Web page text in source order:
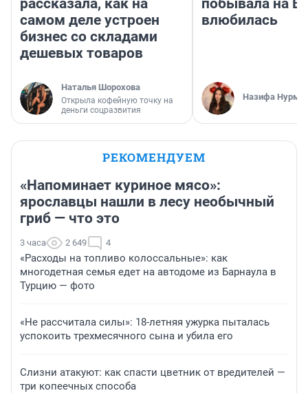
самом деле устроен
бизнес со складами
дешевых товаров
Наталья Шорохова
Открыла кофейную точку на
деньги соцразвития
влюбилась
Назифа
РЕКОМЕНДУЕМ
«Напоминает куриное мясо»:
ярославцы нашли в лесу необычный
гриб — что это
3 часа 2 649 4
«Расходы на топливо колоссальные»: как
многодетная семья едет на автодоме из Барнаула в
Турцию — фото
«Не рассчитала силы»: 18-летняя ужурка пыталась
успокоить трехмесячного сына и убила его
Слизни атакуют: как спасти цветник от вредителей —
три копеечных способа